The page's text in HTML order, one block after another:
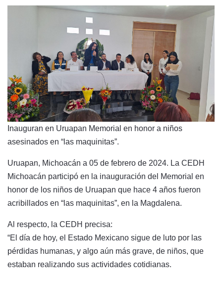
Inauguran en Uruapan Memorial en honor a niños
asesinados en “las maquinitas”.
Uruapan, Michoacán a 05 de febrero de 2024. La CEDH
Michoacán participó en la inauguración del Memorial en
honor de los niños de Uruapan que hace 4 años fueron
acribillados en “las maquinitas”, en la Magdalena.
Al respecto, la CEDH precisa:
“El día de hoy, el Estado Mexicano sigue de luto por las
pérdidas humanas, y algo aún más grave, de niños, que
estaban realizando sus actividades cotidianas.